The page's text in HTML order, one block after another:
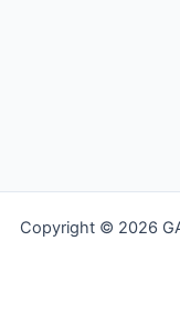
Copyright © 2026